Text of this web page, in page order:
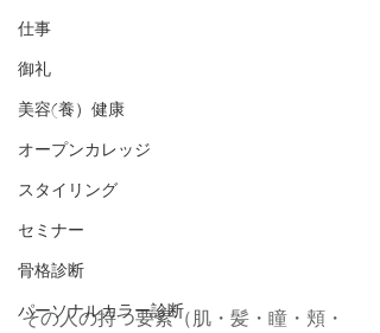
仕事
御礼
美容(養）健康
オープンカレッジ
スタイリング
セミナー
骨格診断
パーソナルカラー診断
その人の持つ要素（肌・髪・瞳・頬・